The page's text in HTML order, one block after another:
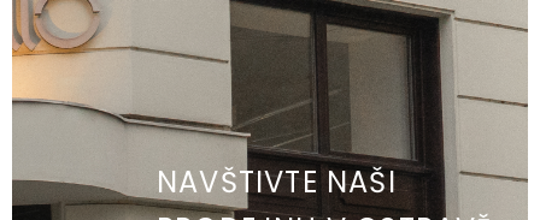
NAVŠTIVTE NAŠI